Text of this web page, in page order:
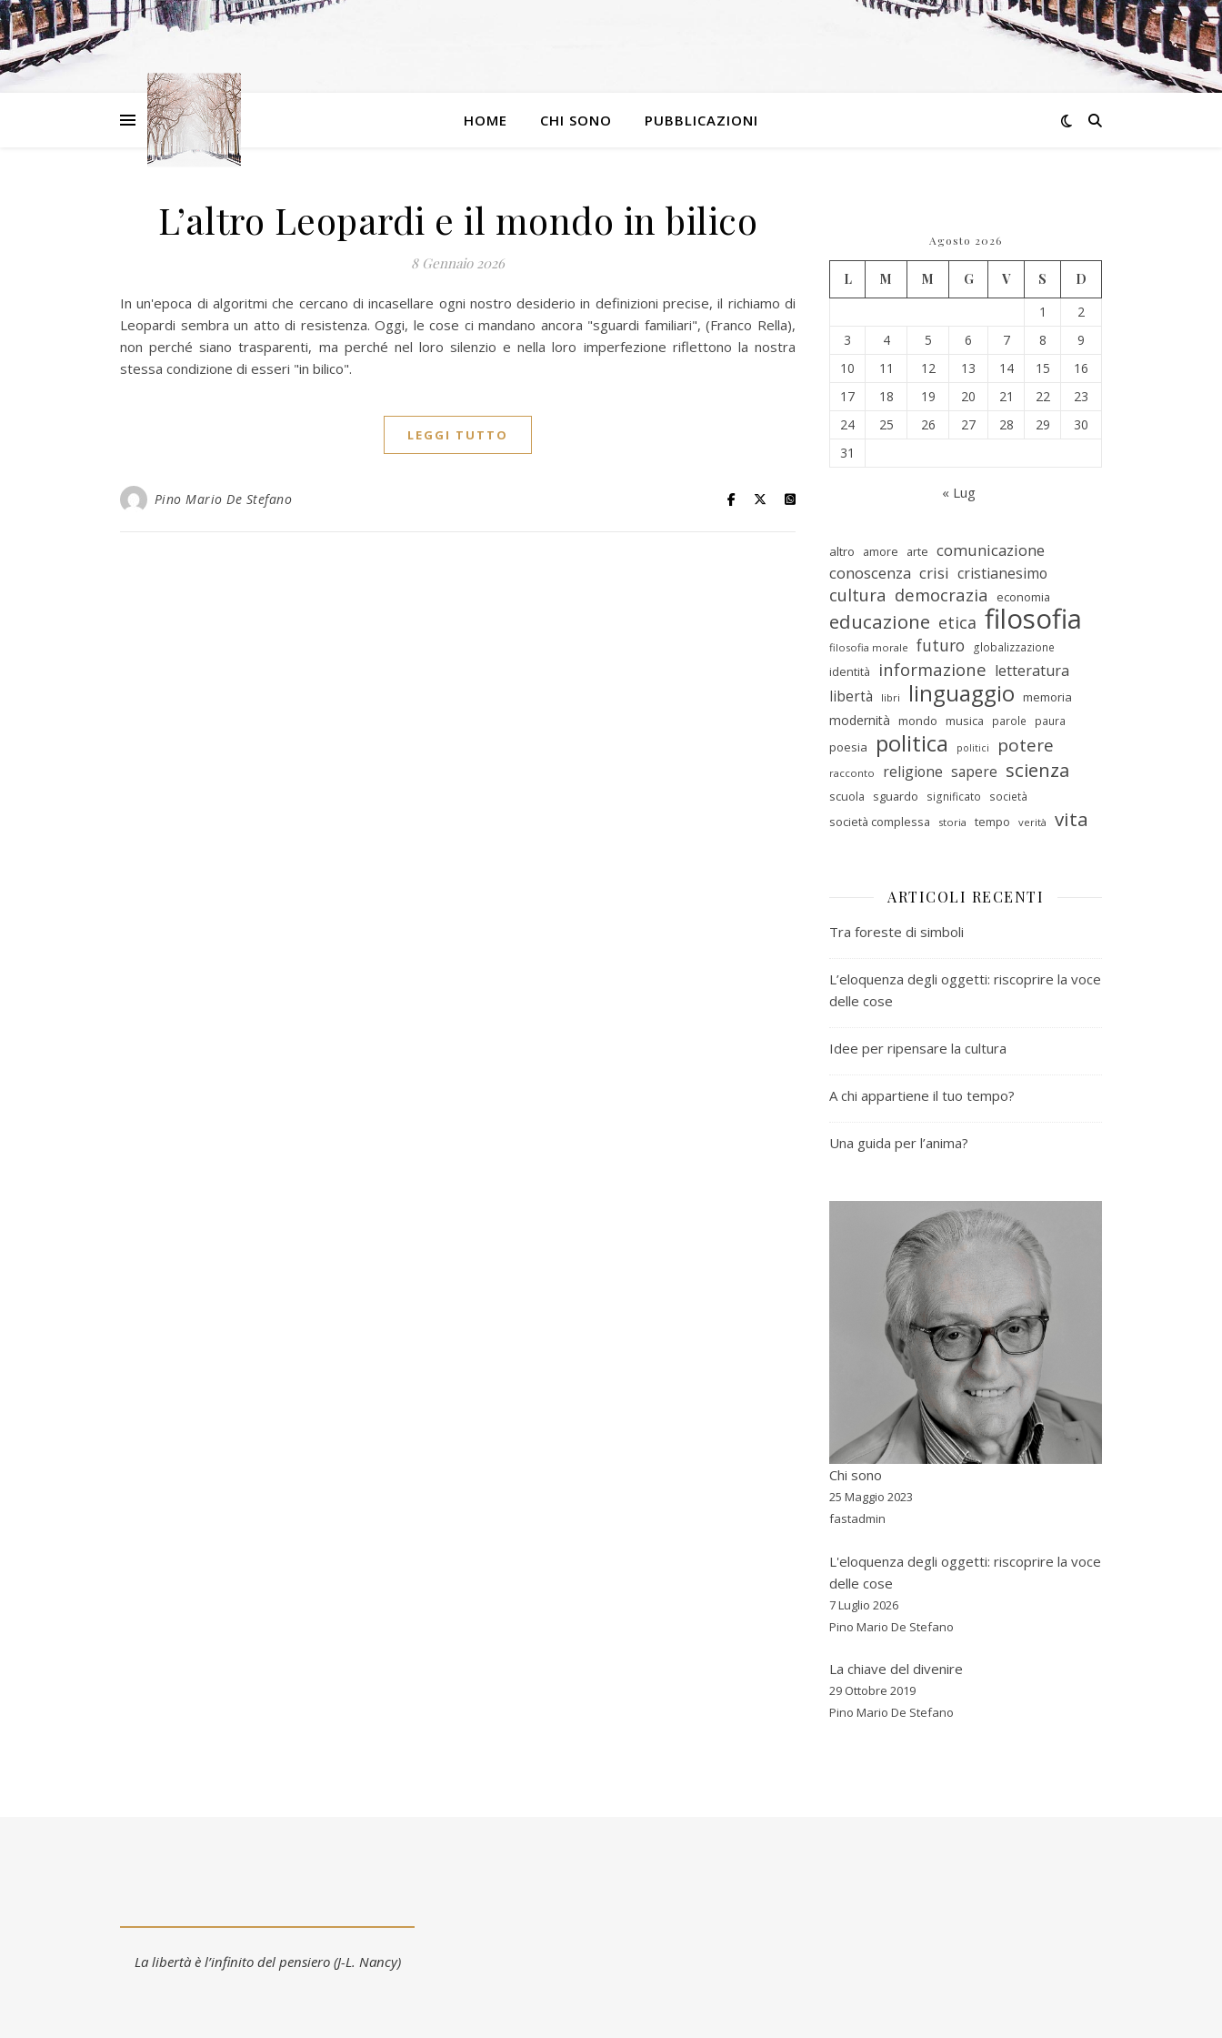
HOME CHI SONO PUBBLICAZIONI
L’altro Leopardi e il mondo in bilico
8 Gennaio 2026
In un'epoca di algoritmi che cercano di incasellare ogni nostro desiderio in definizioni precise, il richiamo di
Leopardi sembra un atto di resistenza. Oggi, le cose ci mandano ancora "sguardi familiari", (Franco Rella),
non perché siano trasparenti, ma perché nel loro silenzio e nella loro imperfezione riflettono la nostra
stessa condizione di esseri "in bilico".
LEGGI TUTTO
Pino Mario De Stefano
Agosto 2026
L M M G V S
D
1
2
3
4 5 6 7 8
9
10
11 12 13 14 15
16
17
18 19 20 21 22
23
24
25 26 27 28 29
30
31
« Lug
altro amore arte comunicazione
conoscenza crisi cristianesimo
cultura democrazia economia
educazione etica filosofia
filosofia morale futuro globalizzazione
identità informazione letteratura
libertà
libri linguaggio memoria
modernità mondo musica parole paura
poesia politica politici potere
racconto religione sapere scienza
scuola sguardo significato società
società complessa storia tempo verità vita
ARTICOLI RECENTI
Tra foreste di simboli
L’eloquenza degli oggetti: riscoprire la voce
delle cose
Idee per ripensare la cultura
A chi appartiene il tuo tempo?
Una guida per l’anima?
Chi sono
25 Maggio 2023
fastadmin
L'eloquenza degli oggetti: riscoprire la voce
delle cose
7 Luglio 2026
Pino Mario De Stefano
La chiave del divenire
29 Ottobre 2019
Pino Mario De Stefano
La libertà è l’infinito del pensiero (J-L. Nancy)